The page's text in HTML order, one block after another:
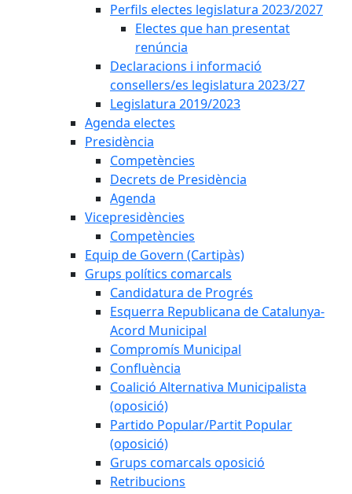
Perfils electes legislatura 2023/2027
Electes que han presentat
renúncia
Declaracions i informació
consellers/es legislatura 2023/27
Legislatura 2019/2023
Agenda electes
Presidència
Competències
Decrets de Presidència
Agenda
Vicepresidències
Competències
Equip de Govern (Cartipàs)
Grups polítics comarcals
Candidatura de Progrés
Esquerra Republicana de Catalunya-
Acord Municipal
Compromís Municipal
Confluència
Coalició Alternativa Municipalista
(oposició)
Partido Popular/Partit Popular
(oposició)
Grups comarcals oposició
Retribucions